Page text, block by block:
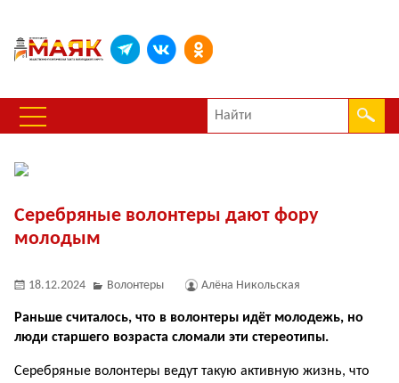
Серебряные волонтеры дают фору
молодым
18.12.2024 Волонтеры Алёна Никольская
Раньше считалось, что в волонтеры идёт молодежь, но
люди старшего возраста сломали эти стереотипы.
Серебряные волонтеры ведут такую активную жизнь, что